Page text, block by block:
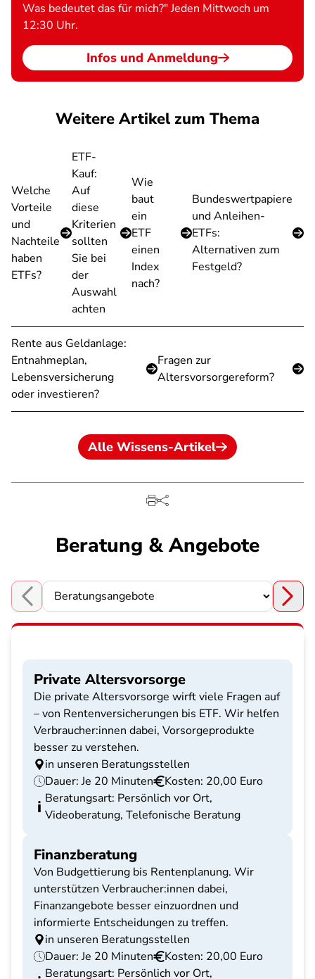
Was bedeutet das für mich?" Jeden Mittwoch um
12:30 Uhr.
Infos und Anmeldung
Weitere Artikel zum Thema
Welche
Vorteile
und
Nachteile
haben
ETFs?
ETF-
Kauf:
Auf
diese
Kriterien
sollten
Sie bei
der
Auswahl
achten
Wie
baut
ein
ETF
einen
Index
nach?
Bundeswertpapiere
und Anleihen-
ETFs:
Alternativen zum
Festgeld?
Rente aus Geldanlage:
Entnahmeplan,
Lebensversicherung
oder investieren?
Fragen zur
Altersvorsorgereform?
Alle Wissens-Artikel
Beratung & Angebote
Choose a section
Private Altersvorsorge
Die private Altersvorsorge wirft viele Fragen auf
– von Rentenversicherungen bis ETF. Wir helfen
Verbraucher:innen dabei, Vorsorgeprodukte
besser zu verstehen.
in unseren Beratungsstellen
Dauer: Je 20 Minuten
Kosten: 20,00 Euro
Beratungsart: Persönlich vor Ort,
Videoberatung, Telefonische Beratung
Finanzberatung
Von Budgettierung bis Rentenplanung. Wir
unterstützen Verbraucher:innen dabei,
Finanzangebote besser einzuordnen und
informierte Entscheidungen zu treffen.
in unseren Beratungsstellen
Dauer: Je 20 Minuten
Kosten: 20,00 Euro
Beratungsart: Persönlich vor Ort,